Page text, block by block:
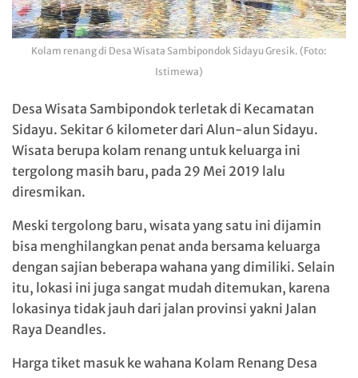
Kolam renang di Desa Wisata Sambipondok Sidayu Gresik. (Foto:
Istimewa)
Desa Wisata Sambipondok terletak di Kecamatan
Sidayu. Sekitar 6 kilometer dari Alun-alun Sidayu.
Wisata berupa kolam renang untuk keluarga ini
tergolong masih baru, pada 29 Mei 2019 lalu
diresmikan.
Meski tergolong baru, wisata yang satu ini dijamin
bisa menghilangkan penat anda bersama keluarga
dengan sajian beberapa wahana yang dimiliki. Selain
itu, lokasi ini juga sangat mudah ditemukan, karena
lokasinya tidak jauh dari jalan provinsi yakni Jalan
Raya Deandles.
Harga tiket masuk ke wahana Kolam Renang Desa